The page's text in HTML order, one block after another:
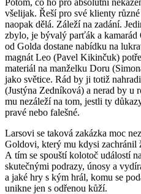
všelijak. Řeší pro své klienty
naopak dělá. Záleží na zadání.
zbylo, je bývalý parťák a
od Golda dostane nabídku na
magnát Leo (Pavel Kikinčuk)
materiál na manželku Doru
jako světice. Rád by ji totiž
(Justýna Zedníková) a nerad by u
mu nezáleží na tom, jestli ty
pravé nebo falešné.
Larsovi se taková zakázka moc
Goldovi, který mu kdysi zachránil
A tím se spouští kolotoč událostí
skutečnými podrazy, únosy a
a jaké hry s kým hrál, komu se
unikne jen s odřenou kůží.